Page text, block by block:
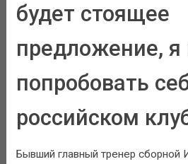
будет стоящее
предложение, я
попробовать
российском
Бывший главный тренер сборной